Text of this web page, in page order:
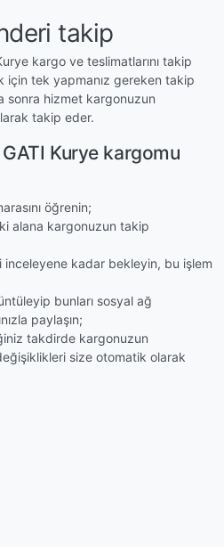
takip
kargo ve teslimatlarını takip
tek yapmanız gereken takip
sonra hizmet kargonuzun
takip eder.
Kurye kargomu
öğrenin;
alana kargonuzun takip
inceleyene kadar bekleyin, bu işlem
bunları sosyal ağ
paylaşın;
takdirde kargonuzun
size otomatik olarak